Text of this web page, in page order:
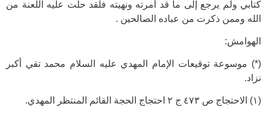
كتابي ولم يرجع إلى ما قد أمرته ونهيته فلقد حلت عليه اللعنة من
الله وممن ذكرت من عباده الصالحين .
الهوامش:
(*) موسوعة توقيعات الإمام المهدي عليه السلام محمد تقي أكبر
نزاد.
(١) الاحتجاج ص ٤٧٣ ج ٢ احتجاج الحجة القائم المنتظر المهدي.